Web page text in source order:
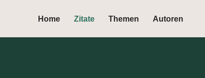
Home Zitate Themen Autoren